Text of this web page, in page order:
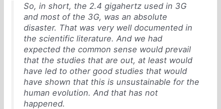
So, in short, the 2.4 gigahertz used in 3G
and most of the 3G, was an absolute
disaster. That was very well documented in
the scientific literature. And we had
expected the common sense would prevail
that the studies that are out, at least would
have led to other good studies that would
have shown that this is unsustainable for the
human evolution. And that has not
happened.